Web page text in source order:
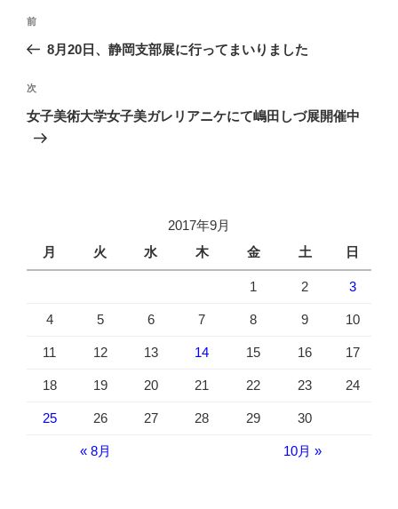
稿
ナ
ゲ
ー
シ
前
の
稿
前
8月20日、静岡支部展に行ってまいりました
次
の
次
女子美術大学女子美ガレリアニケにて嶋田しづ展開催中
2017年9月
月
火 水 木 金 土 日
1 2 3
4 5 6 7 8 9 10
11 12 13 14 15 16 17
18 19 20 21 22 23 24
25 26 27 28 29 30
« 8月 10月 »